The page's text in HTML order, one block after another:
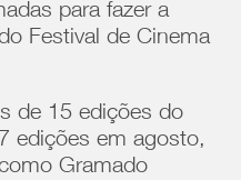
para fazer a
Festival de Cinema
de 15 edições do
edições em agosto,
Gramado